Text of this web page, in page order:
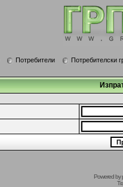
Потребители
Потребителски
Powered by